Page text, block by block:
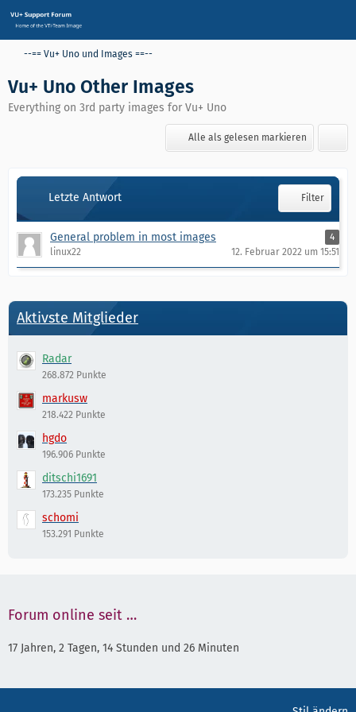
--== Vu+ Uno und Images ==--
Vu+ Uno Other Images
Everything on 3rd party images for Vu+ Uno
Alle als gelesen markieren
Letzte Antwort Filter
​General problem in most images
4
linux22
12. Februar 2022 um 15:51
Aktivste Mitglieder
Radar
268.872 Punkte
markusw
218.422 Punkte
hgdo
196.906 Punkte
ditschi1691
173.235 Punkte
schomi
153.291 Punkte
Forum online seit …
17 Jahren, 2 Tagen, 14 Stunden und 26 Minuten